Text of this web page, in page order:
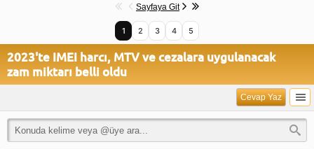
Sayfaya Git
1 2 3 4 5
2023'te IMEI harcı, MTV ve cezalara uygulanacak
zam miktarı belli oldu
Cevap Yaz